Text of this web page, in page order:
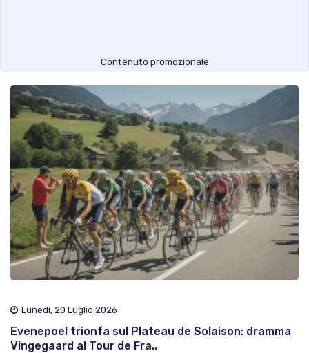
Contenuto promozionale
Lunedì, 20 Luglio 2026
Evenepoel trionfa sul Plateau de Solaison: dramma
Vingegaard al Tour de Fra..